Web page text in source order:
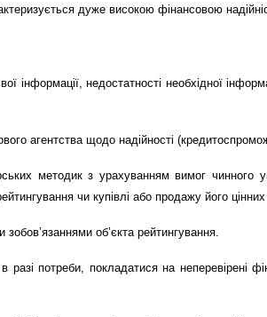
дуже високою фінансовою
інформації, недостатності необхідної
агентства щодо надійності
методик з урахуванням вимог
чи купівлі або продажу його цінних
об’єкта рейтингування.
потреби, покладатися на неперевірені